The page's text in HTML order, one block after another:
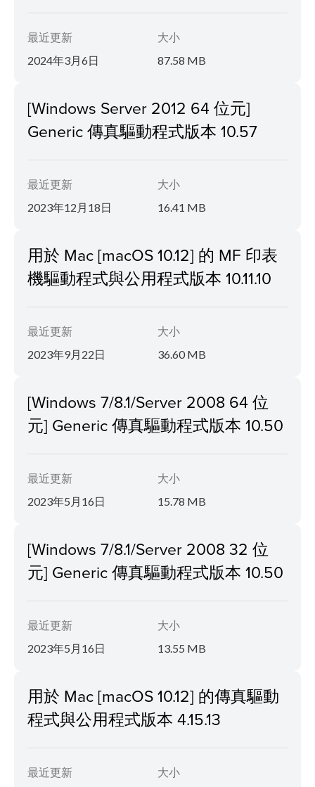
最近更新
2024年3月6日
大小
87.58 MB
[Windows Server 2012 64 位元]
Generic 傳真驅動程式版本 10.57
最近更新
2023年12月18日
大小
16.41 MB
用於 Mac [macOS 10.12] 的 MF 印表
機驅動程式與公用程式版本 10.11.10
最近更新
2023年9月22日
大小
36.60 MB
[Windows 7/8.1/Server 2008 64 位
元] Generic 傳真驅動程式版本 10.50
最近更新
2023年5月16日
大小
15.78 MB
[Windows 7/8.1/Server 2008 32 位
元] Generic 傳真驅動程式版本 10.50
最近更新
2023年5月16日
大小
13.55 MB
用於 Mac [macOS 10.12] 的傳真驅動
程式與公用程式版本 4.15.13
最近更新
大小